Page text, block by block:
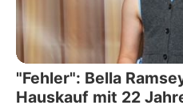
"Fehler": Bella
Hauskauf mit 22